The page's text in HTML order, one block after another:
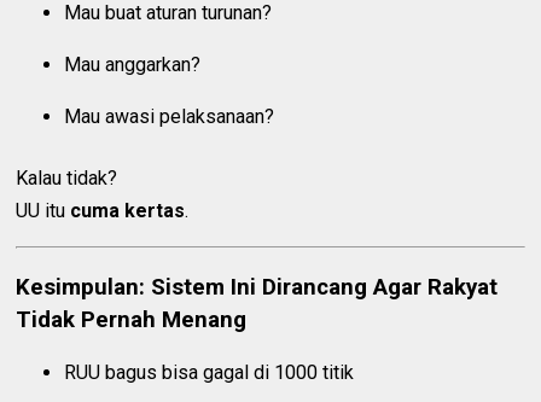
Mau buat aturan turunan?
Mau anggarkan?
Mau awasi pelaksanaan?
Kalau tidak?
UU itu cuma kertas.
Kesimpulan: Sistem Ini Dirancang Agar Rakyat
Tidak Pernah Menang
RUU bagus bisa gagal di 1000 titik